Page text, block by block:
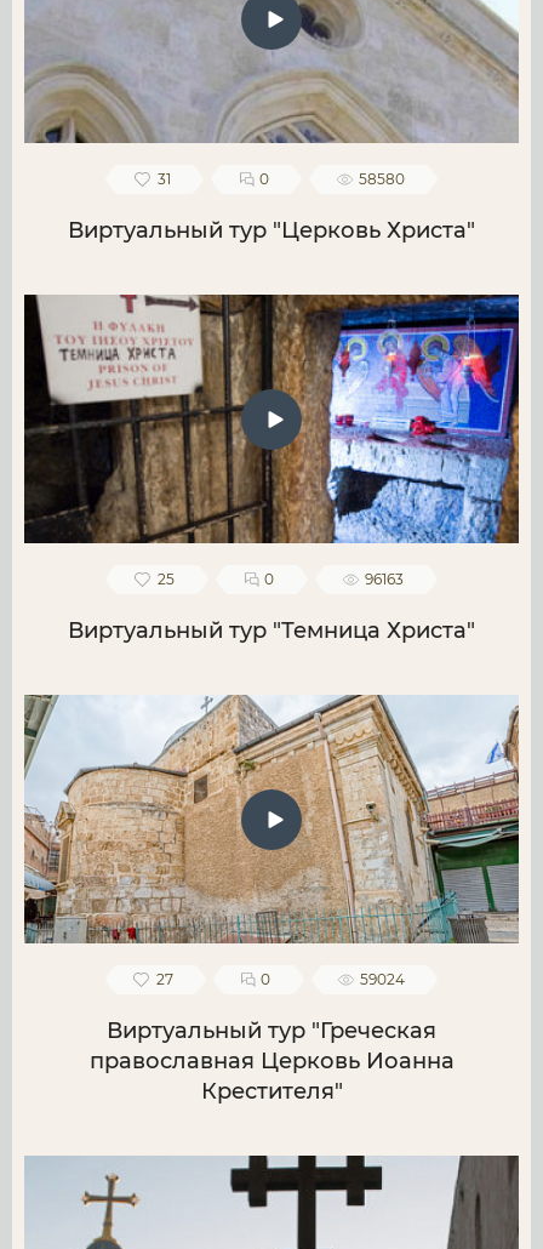
31 0 58580
Виртуальный тур "Церковь Христа"
25 0 96163
Виртуальный тур "Темница Христа"
27 0 59024
Виртуальный тур "Греческая
православная Церковь Иоанна
Крестителя"